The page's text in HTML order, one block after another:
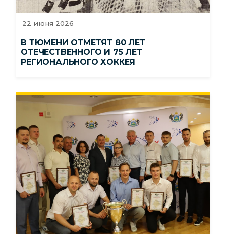
22 июня 2026
В ТЮМЕНИ ОТМЕТЯТ 80 ЛЕТ
ОТЕЧЕСТВЕННОГО И 75 ЛЕТ
РЕГИОНАЛЬНОГО ХОККЕЯ